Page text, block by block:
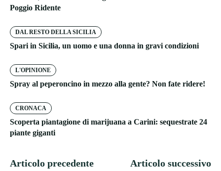
Poggio Ridente
DAL RESTO DELLA SICILIA
Spari in Sicilia, un uomo e una donna in gravi condizioni
L'OPINIONE
Spray al peperoncino in mezzo alla gente? Non fate ridere!
CRONACA
Scoperta piantagione di marijuana a Carini: sequestrate 24
piante giganti
Articolo precedente Articolo successivo